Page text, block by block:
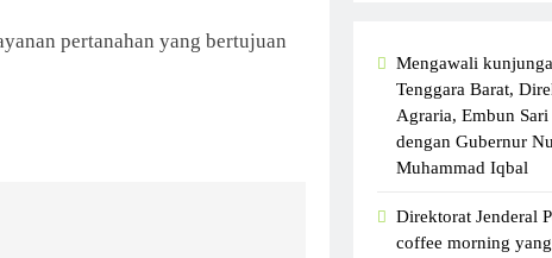
pertanahan yang bertujuan
Mengawali
Tenggara Barat,
Agraria, Embun
dengan Gubernur
Muhammad Iqbal
Direktorat Jenderal
coffee morning